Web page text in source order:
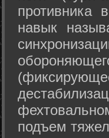
противника
навык
подъем